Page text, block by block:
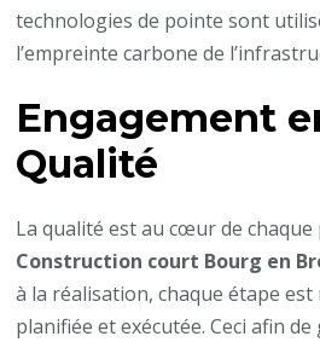
technologies de pointe sont
l’empreinte carbone de
Engagement
Qualité
La qualité est au cœur de
Construction court Bourg en
à la réalisation, chaque étape
planifiée et exécutée. Ceci afin